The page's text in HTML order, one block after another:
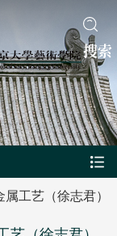
搜索
工艺（徐志君）